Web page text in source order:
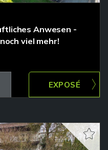
Anwesen -
viel mehr!